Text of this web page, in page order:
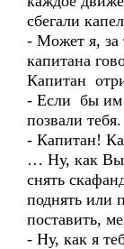
сбегали
- Может я, за
капитана
Капитан
- Если бы
позвали тебя.
- Капитан!
… Ну, как Вы
снять
поднять или
поставить,
- Ну, как я